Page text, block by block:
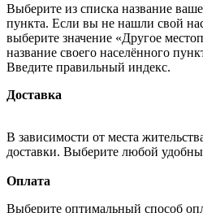
Выберите из списка название
пункта. Если вы не нашли свой
выберите значение «Другое
название своего населённого
Введите правильный индекс.
Доставка
В зависимости от места
доставки. Выберите любой
Оплата
Выберите оптимальный способ